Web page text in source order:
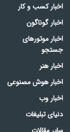
اخبار کسب و کار
اخبار گوناگون
اخبار موتورهای
جستجو
اخبار هنر
اخبار هوش مصنوعی
اخبار وب
دنیای تبلیغات